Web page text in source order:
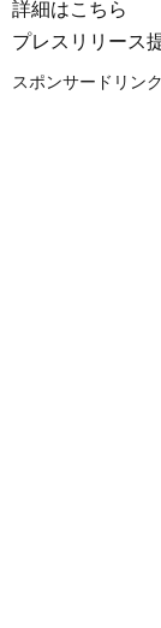
詳細はこちら
プレスリリース
スポンサードリンク